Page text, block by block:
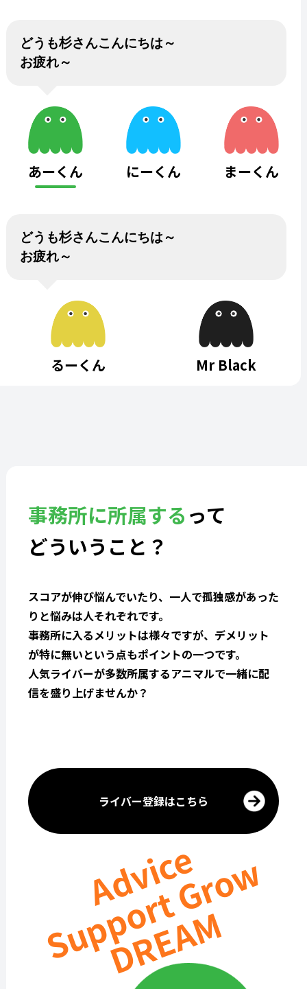
どうも杉さんこんにちは～
お疲れ～
あーくん にーくん まーくん
どうも杉さんこんにちは～
お疲れ～
るーくん Mr Black
事務所に所属するって
どういうこと？
スコアが伸び悩んでいたり、一人で孤独感があった
りと悩みは人それぞれです。
事務所に入るメリットは様々ですが、デメリット
が特に無いという点もポイントの一つです。
人気ライバーが多数所属するアニマルで一緒に配
信を盛り上げませんか？
ライバー登録はこちら
Advice
Support Grow
DREAM